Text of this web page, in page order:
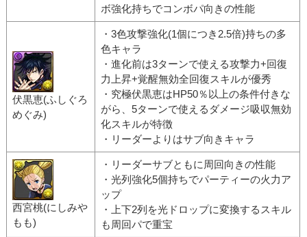
ボ強化持ちでコンボパ向きの性能
伏黒恵(ふしぐろ
めぐみ)
・3色攻撃強化(1個につき2.5倍)持ちの多
色キャラ
・進化前は3ターンで使える攻撃力+回復
力上昇+覚醒無効全回復スキルが優秀
・究極伏黒恵はHP50％以上の条件付きな
がら、5ターンで使えるダメージ吸収無効
化スキルが特徴
・リーダーよりはサブ向きキャラ
西宮桃(にしみや
もも)
・リーダーサブともに周回向きの性能
・光列強化5個持ちでパーティーの火力ア
ップ
・上下2列を光ドロップに変換するスキル
も周回パで重宝